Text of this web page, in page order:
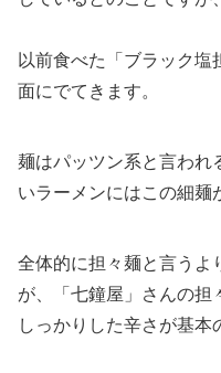
以前食べた「ブラック
面にでてきます。
麺はパッツン系と言われ
いラーメンにはこの細麺
全体的に担々麺と言うよ
が、「七鐘屋」さんの担
しっかりした辛さが基本